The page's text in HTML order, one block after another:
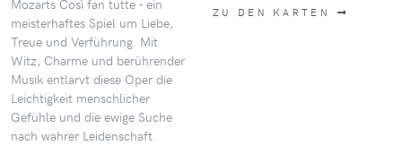
Mozarts Così fan tutte - ein
meisterhaftes Spiel um Liebe,
Treue und Verführung. Mit
Witz, Charme und berührender
Musik entlarvt diese Oper die
Leichtigkeit menschlicher
Gefühle und die ewige Suche
nach wahrer Leidenschaft.
ZU DEN KARTEN